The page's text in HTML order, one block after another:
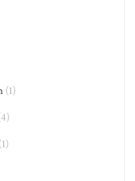
(1)